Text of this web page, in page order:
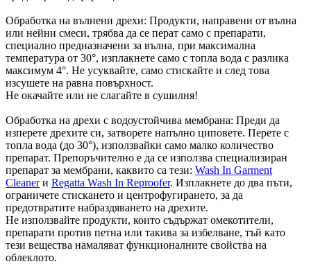
Обработка на вълнени дрехи: Продукти, направени от вълна
или нейни смеси, трябва да се перат само с препарати,
специално предназначени за вълна, при максимална
температура от 30°, изплакнете само с топла вода с разлика
максимум 4°. Не усуквайте, само стискайте и след това
изсушете на равна повърхност.
Не окачайте или не слагайте в сушилня!
Обработка на дрехи с водоустойчива мембрана: Преди да
изперете дрехите си, затворете напълно циповете. Перете с
топла вода (до 30°), използвайки само малко количество
препарат. Препоръчително е да се използва специализиран
препарат за мембрани, каквито са тези: Wash In Garment
Cleanerи Regatta Wash In Reproofer. Изплакнете до два пъти,
ограничете стискането и центрофугирането, за да
предотвратите набраздяването на дрехите.
Не използвайте продукти, които съдържат омекотители,
препарати против петна или такива за избелване, тъй като
тези вещества намаляват функционалните свойства на
облеклото.